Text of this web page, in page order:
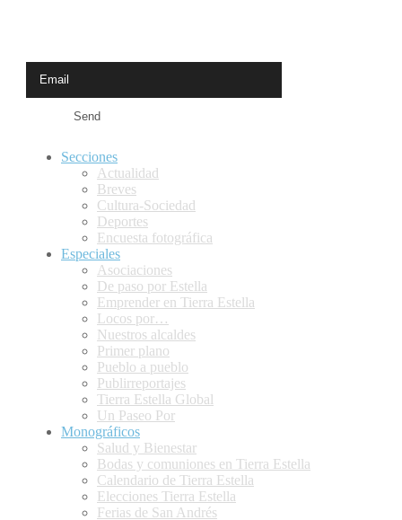
Secciones
Actualidad
Breves
Cultura-Sociedad
Deportes
Encuesta fotográfica
Especiales
Asociaciones
De paso por Estella
Emprender en Tierra Estella
Locos por…
Nuestros alcaldes
Primer plano
Pueblo a pueblo
Publirreportajes
Tierra Estella Global
Un Paseo Por
Monográficos
Salud y Bienestar
Bodas y comuniones en Tierra Estella
Calendario de Tierra Estella
Elecciones Tierra Estella
Ferias de San Andrés